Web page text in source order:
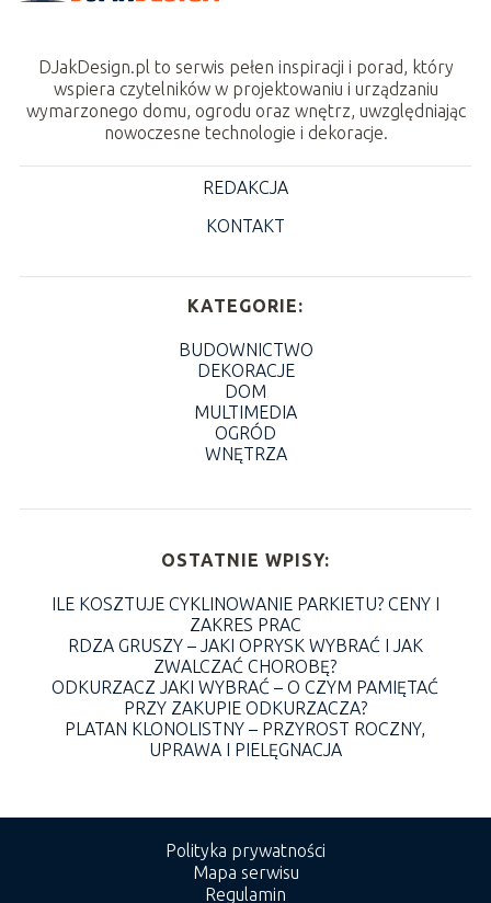
DJakDesign.pl to serwis pełen inspiracji i porad, który
wspiera czytelników w projektowaniu i urządzaniu
wymarzonego domu, ogrodu oraz wnętrz, uwzględniając
nowoczesne technologie i dekoracje.
REDAKCJA
KONTAKT
KATEGORIE:
BUDOWNICTWO
DEKORACJE
DOM
MULTIMEDIA
OGRÓD
WNĘTRZA
OSTATNIE WPISY:
ILE KOSZTUJE CYKLINOWANIE PARKIETU? CENY I
ZAKRES PRAC
RDZA GRUSZY – JAKI OPRYSK WYBRAĆ I JAK
ZWALCZAĆ CHOROBĘ?
ODKURZACZ JAKI WYBRAĆ – O CZYM PAMIĘTAĆ
PRZY ZAKUPIE ODKURZACZA?
PLATAN KLONOLISTNY – PRZYROST ROCZNY,
UPRAWA I PIELĘGNACJA
Polityka prywatności
Mapa serwisu
Regulamin